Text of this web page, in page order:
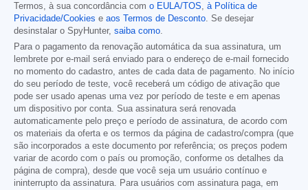
Termos, à sua concordância com o EULA/TOS, à Política de
Privacidade/Cookies e aos Termos de Desconto. Se desejar
desinstalar o SpyHunter, saiba como.
Para o pagamento da renovação automática da sua assinatura, um
lembrete por e-mail será enviado para o endereço de e-mail fornecido
no momento do cadastro, antes de cada data de pagamento. No início
do seu período de teste, você receberá um código de ativação que
pode ser usado apenas uma vez por período de teste e em apenas
um dispositivo por conta. Sua assinatura será renovada
automaticamente pelo preço e período de assinatura, de acordo com
os materiais da oferta e os termos da página de cadastro/compra (que
são incorporados a este documento por referência; os preços podem
variar de acordo com o país ou promoção, conforme os detalhes da
página de compra), desde que você seja um usuário contínuo e
ininterrupto da assinatura. Para usuários com assinatura paga, em